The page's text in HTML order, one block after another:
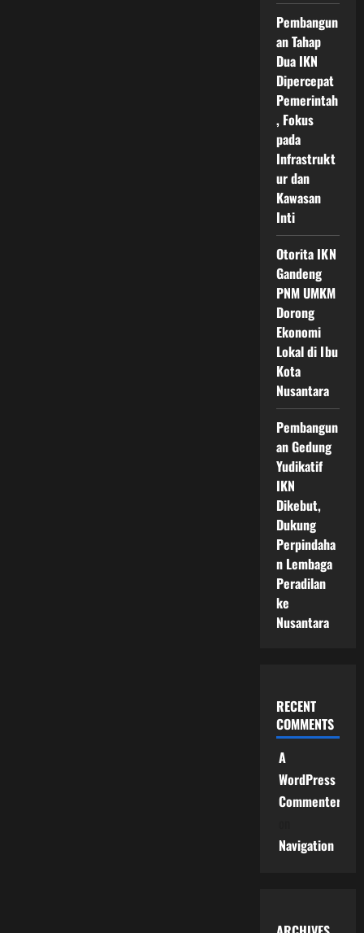
Pembangun
an Tahap
Dua IKN
Dipercepat
Pemerintah
, Fokus
pada
Infrastrukt
ur dan
Kawasan
Inti
Otorita IKN
Gandeng
PNM UMKM
Dorong
Ekonomi
Lokal di Ibu
Kota
Nusantara
Pembangun
an Gedung
Yudikatif
IKN
Dikebut,
Dukung
Perpindaha
n Lembaga
Peradilan
ke
Nusantara
RECENT
COMMENTS
A
WordPress
Commenter
Navigation